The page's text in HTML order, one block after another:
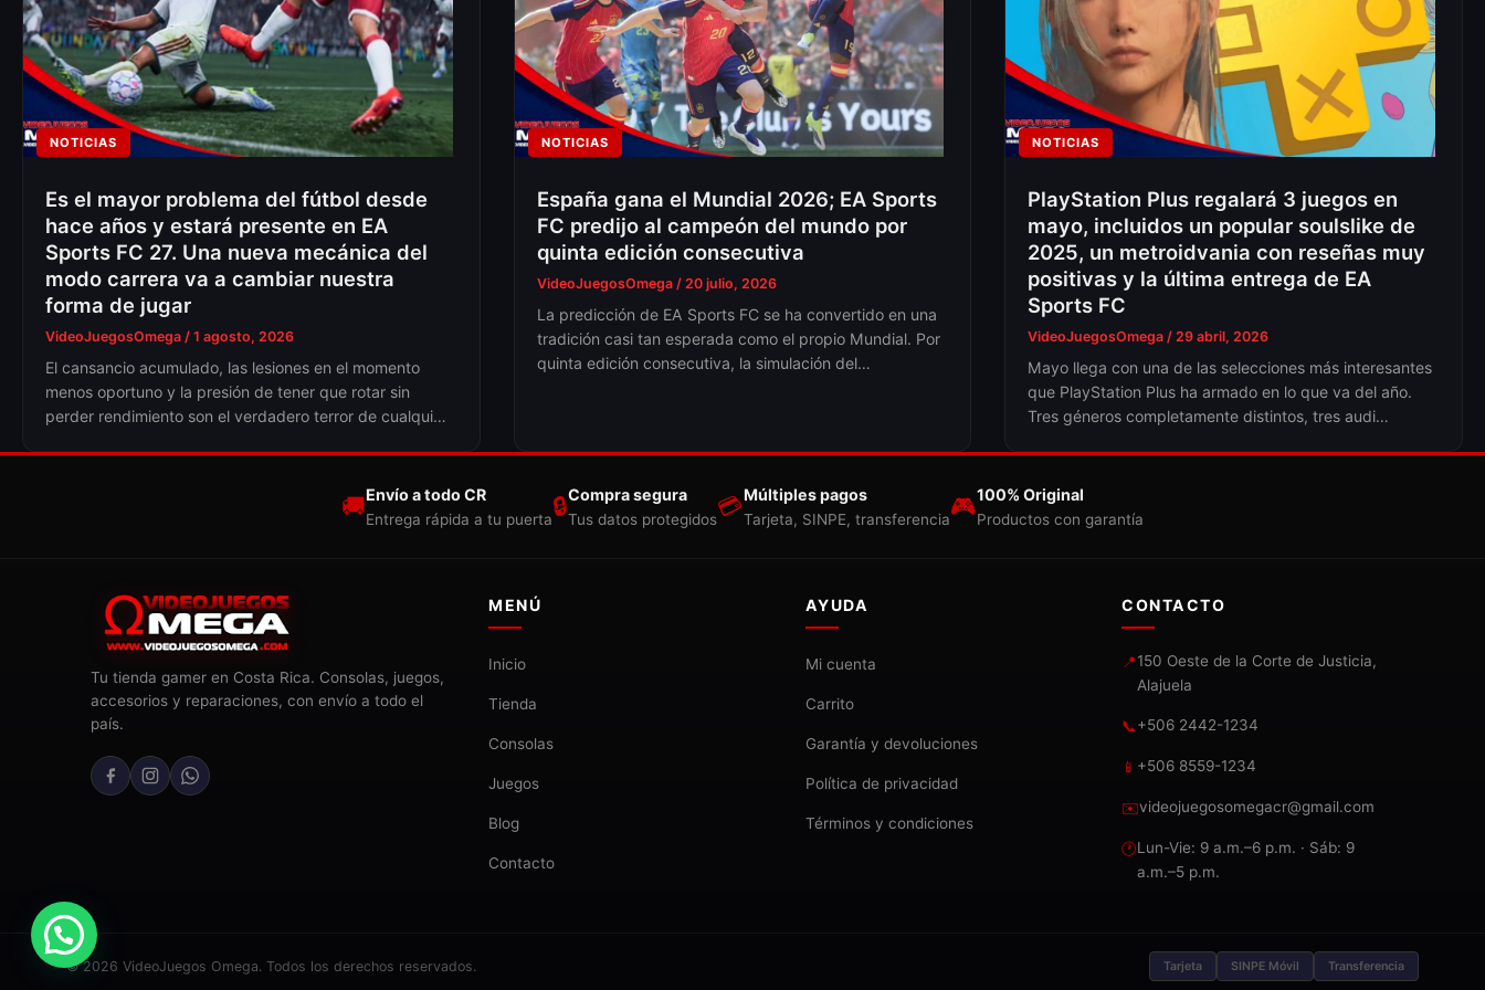
NOTICIAS
Es el mayor problema del fútbol desde
hace años y estará presente en EA
Sports FC 27. Una nueva mecánica del
modo carrera va a cambiar nuestra
forma de jugar
VideoJuegosOmega / 1 agosto, 2026
El cansancio acumulado, las lesiones en el momento
menos oportuno y la presión de tener que rotar sin
perder rendimiento son el verdadero terror de cualqui…
NOTICIAS
España gana el Mundial 2026; EA Sports
FC predijo al campeón del mundo por
quinta edición consecutiva
VideoJuegosOmega / 20 julio, 2026
La predicción de EA Sports FC se ha convertido en una
tradición casi tan esperada como el propio Mundial. Por
quinta edición consecutiva, la simulación del…
NOTICIAS
PlayStation Plus regalará 3 juegos en
mayo, incluidos un popular soulslike de
2025, un metroidvania con reseñas muy
positivas y la última entrega de EA
Sports FC
VideoJuegosOmega/29 abril, 2026
Mayo llega con una de las selecciones más interesantes
que PlayStation Plus ha armado en lo que va del año.
Tres géneros completamente distintos, tres audi…
🚚Envío a todo CR
Entrega rápida a tu puerta🔒Compra segura
Tus datos protegidos💳Múltiples pagos
Tarjeta, SINPE, transferencia🎮100% Original
Productos con garantía
Tu tienda gamer en Costa Rica. Consolas, juegos,
accesorios y reparaciones, con envío a todo el
país.
MENÚ
Inicio
Tienda
Consolas
Juegos
Blog
Contacto
AYUDA
Mi cuenta
Carrito
Garantía y devoluciones
Política de privacidad
Términos y condiciones
CONTACTO
📍150 Oeste de la Corte de Justicia,
Alajuela
📞+506 2442-1234
📱 +506 8559-1234
✉️videojuegosomegacr@gmail.com
🕐Lun-Vie: 9 a.m.–6 p.m. · Sáb: 9
a.m.–5 p.m.
© 2026 VideoJuegos Omega. Todos los derechos reservados. Tarjeta SINPE Móvil Transferencia